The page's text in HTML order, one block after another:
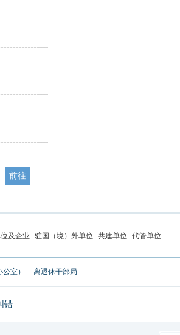
及企业 驻国（境）外单位 共建单位 代管单位
室） 离退休干部局
错